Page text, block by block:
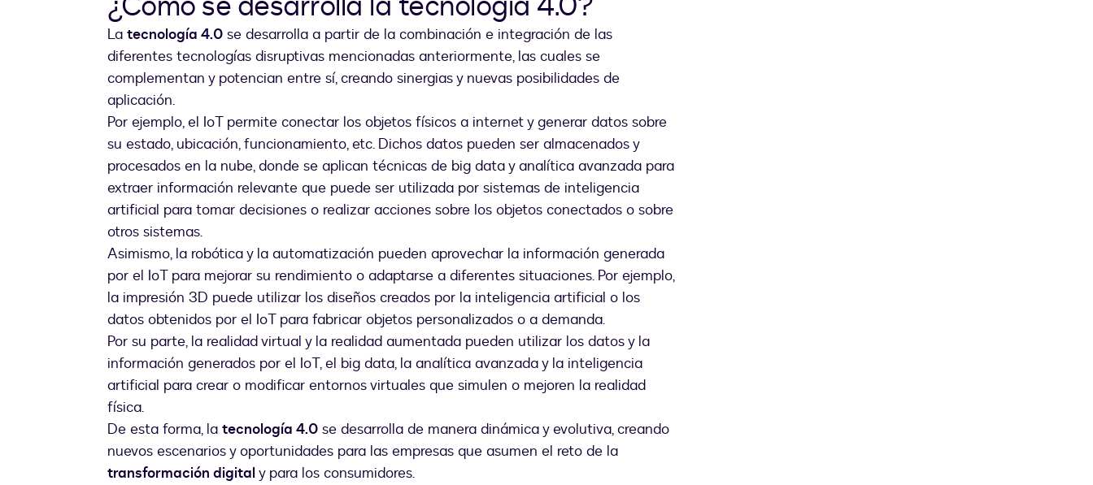
La tecnología 4.0 se desarrolla a partir de la combinación e integración de las
diferentes tecnologías disruptivas mencionadas anteriormente, las cuales se
complementan y potencian entre sí, creando sinergias y nuevas posibilidades de
aplicación.
Por ejemplo, el IoT permite conectar los objetos físicos a internet y generar datos sobre
su estado, ubicación, funcionamiento, etc. Dichos datos pueden ser almacenados y
procesados en la nube, donde se aplican técnicas de big data y analítica avanzada para
extraer información relevante que puede ser utilizada por sistemas de inteligencia
artificial para tomar decisiones o realizar acciones sobre los objetos conectados o sobre
otros sistemas.
Asimismo, la robótica y la automatización pueden aprovechar la información generada
por el IoT para mejorar su rendimiento o adaptarse a diferentes situaciones. Por ejemplo,
la impresión 3D puede utilizar los diseños creados por la inteligencia artificial o los
datos obtenidos por el IoT para fabricar objetos personalizados o a demanda.
Por su parte, la realidad virtual y la realidad aumentada pueden utilizar los datos y la
información generados por el IoT, el big data, la analítica avanzada y la inteligencia
artificial para crear o modificar entornos virtuales que simulen o mejoren la realidad
física.
De esta forma, la tecnología 4.0 se desarrolla de manera dinámica y evolutiva, creando
nuevos escenarios y oportunidades para las empresas que asumen el reto de la
transformación digitaly para los consumidores.